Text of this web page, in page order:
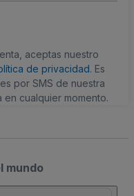
aceptas nuestro
de privacidad. Es
por SMS de nuestra
cualquier momento.
mundo